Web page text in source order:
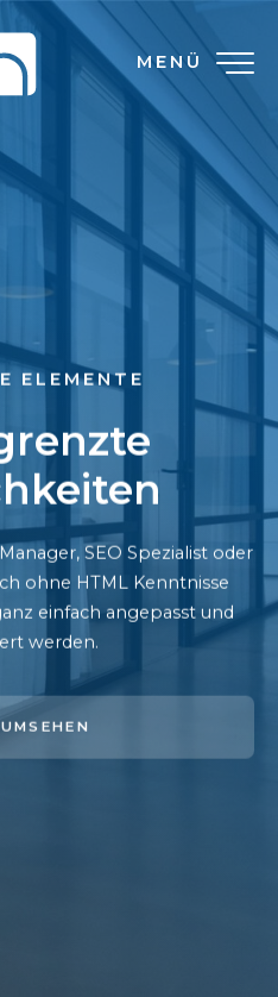
MENÜ
ELEMENTE
SEO Spezialist oder
ohne HTML Kenntnisse
einfach angepasst und
werden.